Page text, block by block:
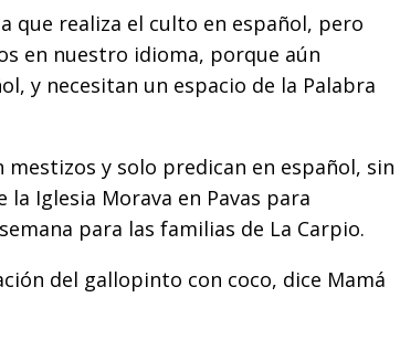
que realiza el culto en español, pero
en nuestro idioma, porque aún
y necesitan un espacio de la Palabra
mestizos y solo predican en español, sin
Iglesia Morava en Pavas para
para las familias de La Carpio.
del gallopinto con coco, dice Mamá